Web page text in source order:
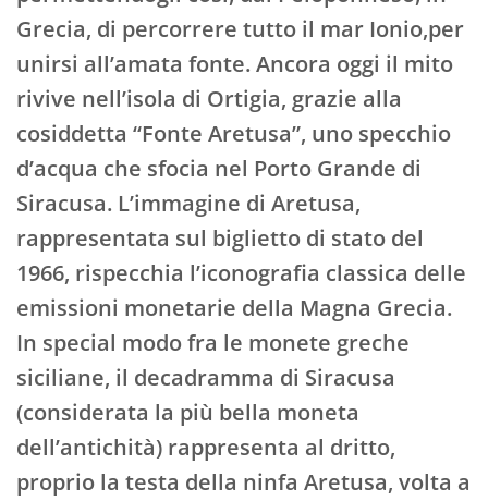
Grecia, di percorrere tutto il mar Ionio,per
unirsi all’amata fonte. Ancora oggi il mito
rivive nell’isola di Ortigia, grazie alla
cosiddetta “Fonte Aretusa”, uno specchio
d’acqua che sfocia nel Porto Grande di
Siracusa. L’immagine di Aretusa,
rappresentata sul biglietto di stato del
1966, rispecchia l’iconografia classica delle
emissioni monetarie della Magna Grecia.
In special modo fra le monete greche
siciliane, il decadramma di Siracusa
(considerata la più bella moneta
dell’antichità) rappresenta al dritto,
proprio la testa della ninfa Aretusa, volta a